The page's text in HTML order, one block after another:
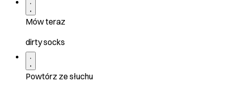
Mów teraz
dirty socks
Powtórz ze słuchu